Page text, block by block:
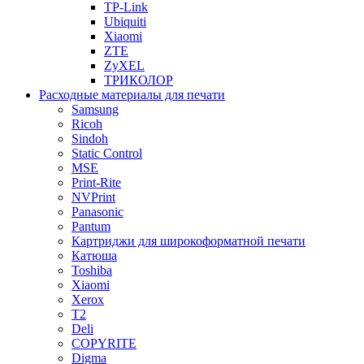
TP-Link
Ubiquiti
Xiaomi
ZTE
ZyXEL
ТРИКОЛОР
Расходные материалы для печати
Samsung
Ricoh
Sindoh
Static Control
MSE
Print-Rite
NVPrint
Panasonic
Pantum
Картриджи для широкоформатной печати
Катюша
Toshiba
Xiaomi
Xerox
T2
Deli
COPYRITE
Digma